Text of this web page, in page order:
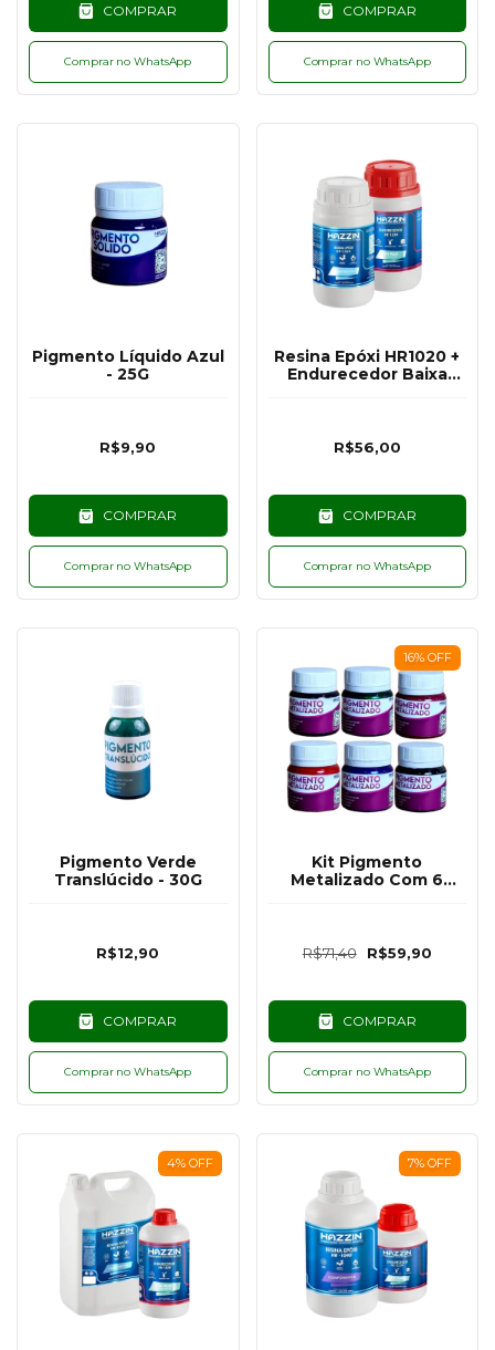
COMPRAR
Comprar no WhatsApp
COMPRAR
Comprar no WhatsApp
Pigmento Líquido Azul
- 25G
R$9,90
COMPRAR
Comprar no WhatsApp
Resina Epóxi HR1020 +
Endurecedor Baixa
R$56,00
COMPRAR
Comprar no WhatsApp
Pigmento Verde
Translúcido - 30G
R$12,90
COMPRAR
Comprar no WhatsApp
16% OFF
Kit Pigmento
Metalizado Com 6
R$71,40 R$59,90
COMPRAR
Comprar no WhatsApp
4% OFF 7% OFF